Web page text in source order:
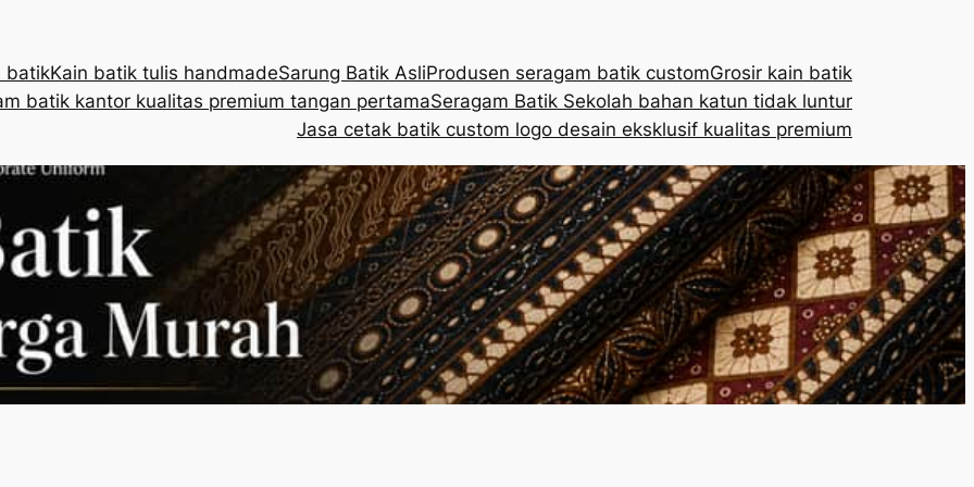
batikKain batik tulis handmadeSarung Batik AsliProdusen seragam batik customGrosir kain batik
batik kantor kualitas premium tangan pertamaSeragam Batik Sekolah bahan katun tidak luntur
Jasa cetak batik custom logo desain eksklusif kualitas premium